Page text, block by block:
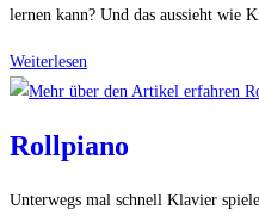
lernen kann? Und das aussieht wie
Weiterlesen
Otomatone
Rollpiano
Unterwegs mal schnell Klavier